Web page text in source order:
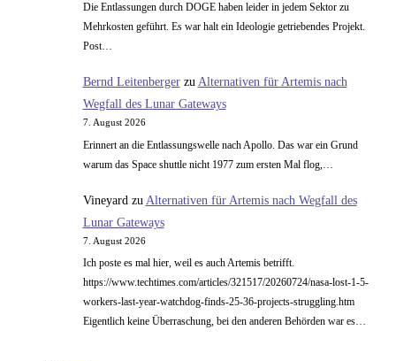
Die Entlassungen durch DOGE haben leider in jedem Sektor zu
Mehrkosten geführt. Es war halt ein Ideologie getriebendes Projekt.
Post…
Bernd Leitenbergerzu Alternativen für Artemis nach
Wegfall des Lunar Gateways
7. August 2026
Erinnert an die Entlassungswelle nach Apollo. Das war ein Grund
warum das Space shuttle nicht 1977 zum ersten Mal flog,…
Vineyard zu Alternativen für Artemis nach Wegfall des
Lunar Gateways
7. August 2026
Ich poste es mal hier, weil es auch Artemis betrifft.
https://www.techtimes.com/articles/321517/20260724/nasa-lost-1-5-
workers-last-year-watchdog-finds-25-36-projects-struggling.htm
Eigentlich keine Überraschung, bei den anderen Behörden war es…